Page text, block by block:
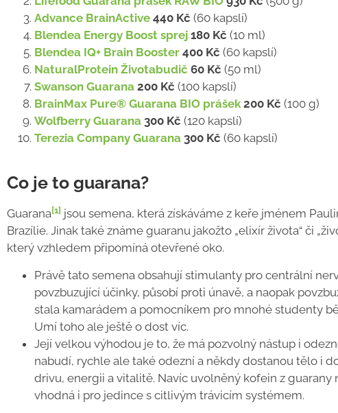
Advance BrainActive 440 Kč (60 kapslí)
Blendea Energy Boost sprej 180 Kč (10 ml)
Blendea IQ+ Brain Booster 400 Kč (60 kapslí)
NaturalProtein Životabudič 60 Kč (50 ml)
Swanson Guarana 200 Kč (100 kapslí)
BrainMax Pure® Guarana BIO prášek 200 Kč (100 g)
Wolfberry Guarana 300 Kč (120 kapslí)
Terezia Company Guarana 300 Kč (60 kapslí)
Co je to guarana?
Guarana[1] jsou semena, která získáváme z keře jménem
Brazílie. Jinak také známe guaranu jakožto „elixír života“ či
který vzhledem připomíná otevřené oko.
Právě tato semena obsahují stimulanty pro centrální
povzbuzující účinky, působí proti únavě, a naopak
stala kamarádem a pomocníkem pro mnohé studenty
Umí toho ale ještě o dost víc.
Její velkou výhodou je to, že má pozvolný nástup i
nabudí, rychle ale také odezní a někdy dostanou tělo i
drivu, energii a vitalitě. Navíc uvolněný kofein z
vhodná i pro jedince s citlivým trávicím systémem.